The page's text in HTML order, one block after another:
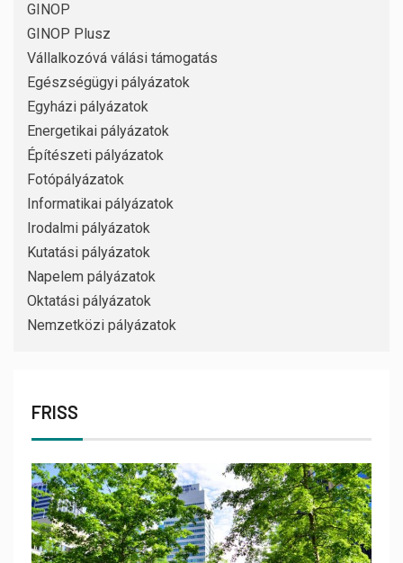
GINOP
GINOP Plusz
Vállalkozóvá válási támogatás
Egészségügyi pályázatok
Egyházi pályázatok
Energetikai pályázatok
Építészeti pályázatok
Fotópályázatok
Informatikai pályázatok
Irodalmi pályázatok
Kutatási pályázatok
Napelem pályázatok
Oktatási pályázatok
Nemzetközi pályázatok
FRISS